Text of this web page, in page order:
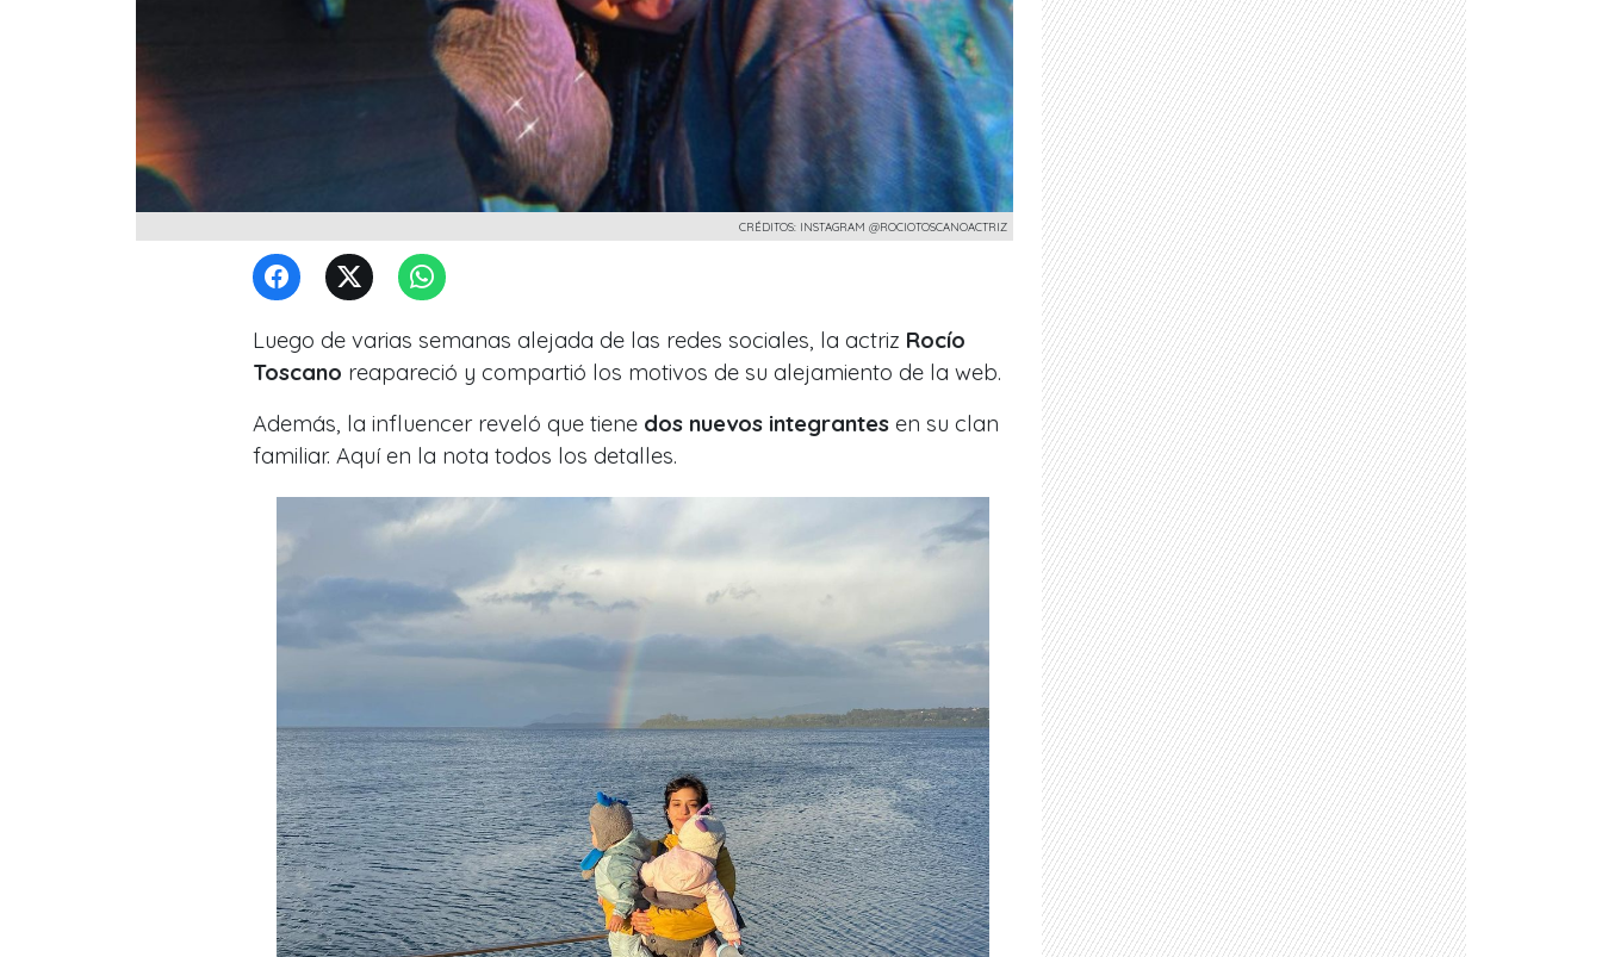
CRÉDITOS: INSTAGRAM @ROCIOTOSCANOACTRIZ
Luego de varias semanas alejada de las redes sociales, la actriz Rocío
Toscano reapareció y compartió los motivos de su alejamiento de la web.
Además, la influencer reveló que tiene dos nuevos integrantes en su clan
familiar. Aquí en la nota todos los detalles.